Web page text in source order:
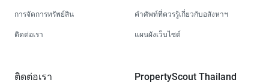
การจัดการทรัพย์สิน
ติดต่อเรา
คำศัพท์ที่ควรรู้เกี่ยวกับอสังหาฯ
แผนผังเว็บไซต์
ติดต่อเรา PropertyScout Thailand